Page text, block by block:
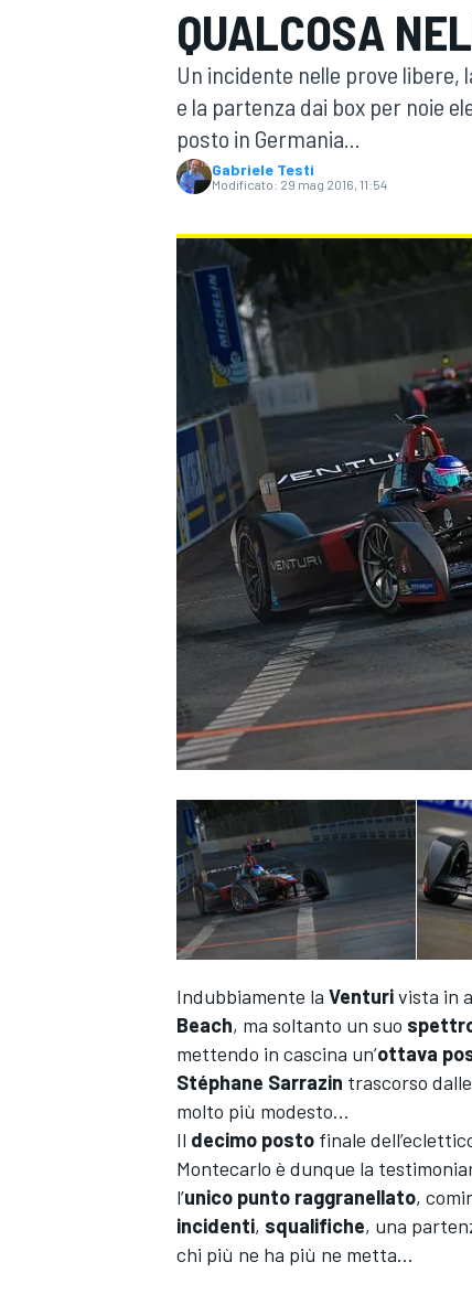
MOTOGP WEC
WRC
MONOPOSTO
QUALCOSA
Un incidente nelle prove libere,
e la partenza dai box per noie
posto in Germania...
Gabriele Testi
Modificato: 29 mag 2016, 11:54
Indubbiamente la Venturivista in
Beach, ma soltanto un suo
mettendo in cascina un’ottava
Stéphane Sarrazin trascorso
molto più modesto...
Il decimo posto finale
Montecarlo è dunque la
l’unico punto raggranellato,
incidenti, squalifiche, una
chi più ne ha più ne metta…